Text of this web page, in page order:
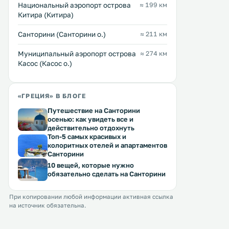
Национальный аэропорт острова
Китира (Китира)
≈ 199 км
Санторини (Санторини о.) ≈ 211 км
Муниципальный аэропорт острова
Касос (Касос о.)
≈ 274 км
«ГРЕЦИЯ» В БЛОГЕ
Путешествие на Санторини
осенью: как увидеть все и
действительно отдохнуть
Топ-5 самых красивых и
колоритных отелей и апартаментов
Санторини
10 вещей, которые нужно
обязательно сделать на Санторини
При копировании любой информации активная ссылка
на источник обязательна.